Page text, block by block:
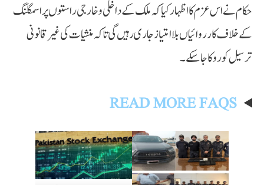
حکام نے اس عزم کا اظہار کیا کہ ملک کے داخلی و خارجی راستوں پر اسمگلنگ
کے خلاف کارروائیاں بلاامتیاز جاری رہیں گی تاکہ منشیات کی غیر قانونی
ترسیل کو روکا جا سکے۔
READ MORE FAQS